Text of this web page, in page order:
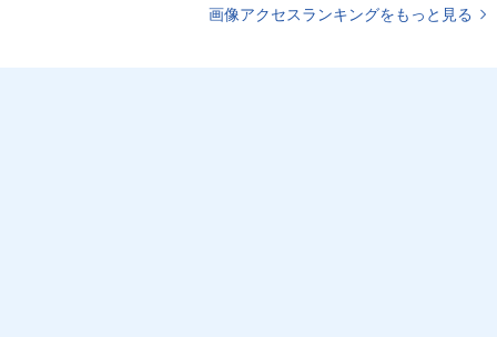
画像アクセスランキングをもっと見る